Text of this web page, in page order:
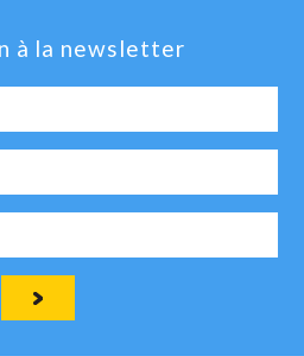
à la newsletter